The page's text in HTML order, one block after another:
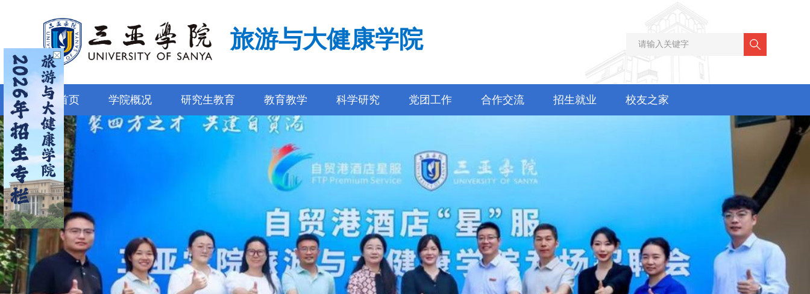
旅游与大健康学院
首页 学院概况 研究生教育 教育教学 科学研究 党团工作 合作交流 招生就业 校友之家